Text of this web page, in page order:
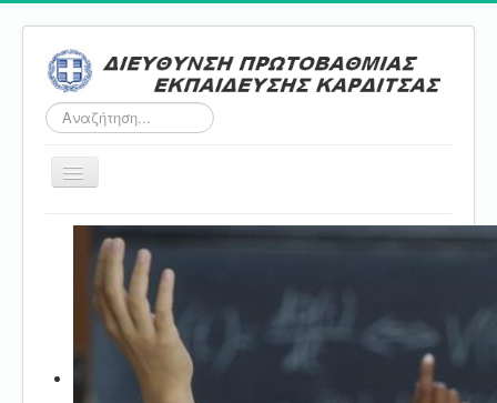
Αναζήτηση...
Εναλλαγή
Αρχική
Τμήμα Α'
Τμήμα Β'